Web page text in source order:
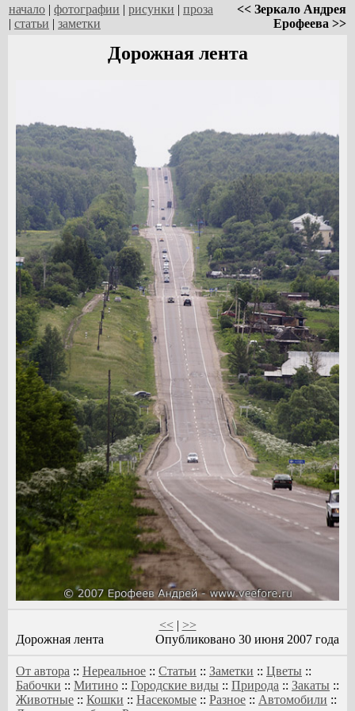
начало | фотографии | рисунки | проза
| статьи | заметки
<< Зеркало Андрея
Ерофеева >>
Дорожная лента
<<| >>
Дорожная лента
Опубликовано 30 июня 2007 года
От автора :: Нереальное :: Статьи :: Заметки :: Цветы ::
Бабочки :: Митино :: Городские виды :: Природа :: Закаты ::
Животные :: Кошки :: Насекомые :: Разное :: Автомобили ::